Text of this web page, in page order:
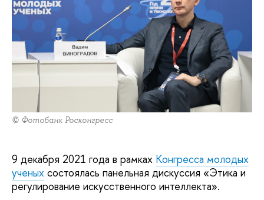
© Фотобанк Росконгресс
9 декабря 2021 года в рамках Конгресса молодых
ученых состоялась панельная дискуссия «Этика и
регулирование искусственного интеллекта».